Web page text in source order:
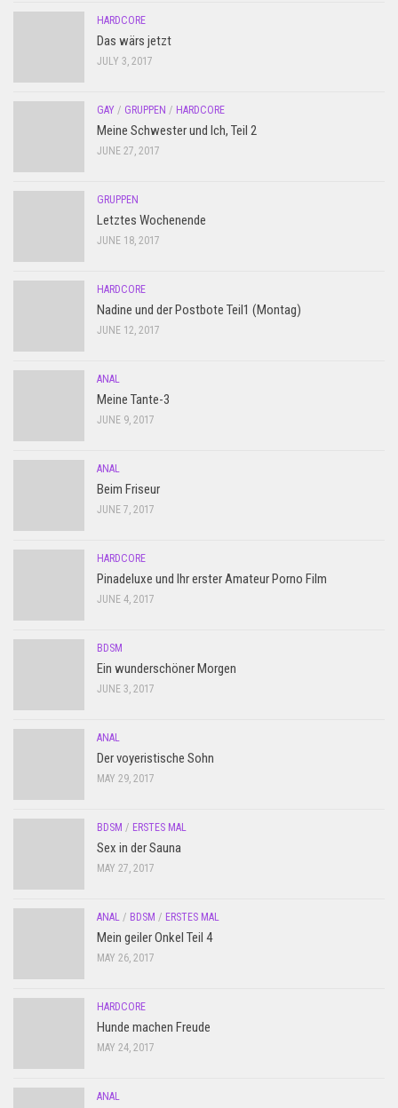
HARDCORE
Das wärs jetzt
JULY 3, 2017
GAY / GRUPPEN / HARDCORE
Meine Schwester und Ich, Teil 2
JUNE 27, 2017
GRUPPEN
Letztes Wochenende
JUNE 18, 2017
HARDCORE
Nadine und der Postbote Teil1 (Montag)
JUNE 12, 2017
ANAL
Meine Tante-3
JUNE 9, 2017
ANAL
Beim Friseur
JUNE 7, 2017
HARDCORE
Pinadeluxe und Ihr erster Amateur Porno Film
JUNE 4, 2017
BDSM
Ein wunderschöner Morgen
JUNE 3, 2017
ANAL
Der voyeristische Sohn
MAY 29, 2017
BDSM / ERSTES MAL
Sex in der Sauna
MAY 27, 2017
ANAL / BDSM / ERSTES MAL
Mein geiler Onkel Teil 4
MAY 26, 2017
HARDCORE
Hunde machen Freude
MAY 24, 2017
ANAL